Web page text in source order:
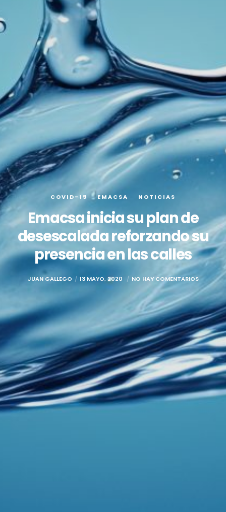
COVID-19 EMACSA NOTICIAS
Emacsa inicia su plan de
desescalada reforzando su
presencia en las calles
JUAN GALLEGO 13 MAYO, 2020 NO HAY COMENTARIOS